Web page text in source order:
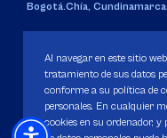
Bogotá.Chía,
Personería Jurídica:
Ministerio de Educación
Al navegar en este sitio
tratamiento de sus datos
conforme a su política de
personales. En cualquier
cookies en su ordenador, y